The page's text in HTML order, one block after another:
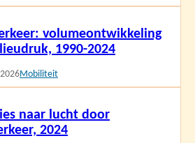
volumeontwikkeling
1990-2024
Mobiliteit
naar lucht door
2024